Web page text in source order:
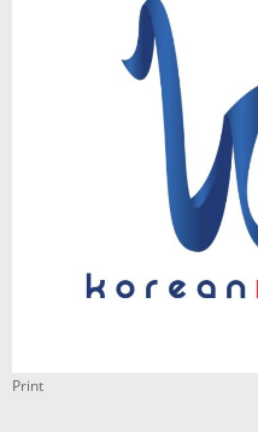
Print